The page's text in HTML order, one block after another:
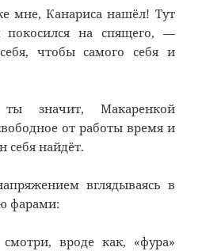
мне, Канариса нашёл! Тут
на спящего, —
чтобы самого себя и
Макаренкой
от работы время и
себя найдёт.
вглядываясь в
фарами:
вроде как, «фура»